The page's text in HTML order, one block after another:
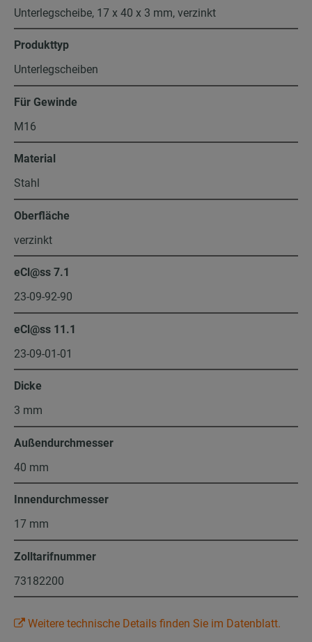
Unterlegscheibe, 17 x 40 x 3 mm, verzinkt
Produkttyp
Unterlegscheiben
Für Gewinde
M16
Material
Stahl
Oberfläche
verzinkt
eCl@ss 7.1
23-09-92-90
eCl@ss 11.1
23-09-01-01
Dicke
3 mm
Außendurchmesser
40 mm
Innendurchmesser
17 mm
Zolltarifnummer
73182200
Weitere technische Details finden Sie im Datenblatt.